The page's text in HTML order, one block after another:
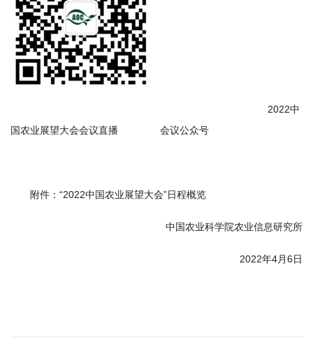
2022中
国农业展望大会会议直播 会议公众号
附件：“2022中国农业展望大会”日程概览
中国农业科学院农业信息研究所
2022年4月6日